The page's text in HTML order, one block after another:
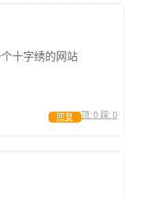
十字绣的网站
顶: 0 踩: 0
回复